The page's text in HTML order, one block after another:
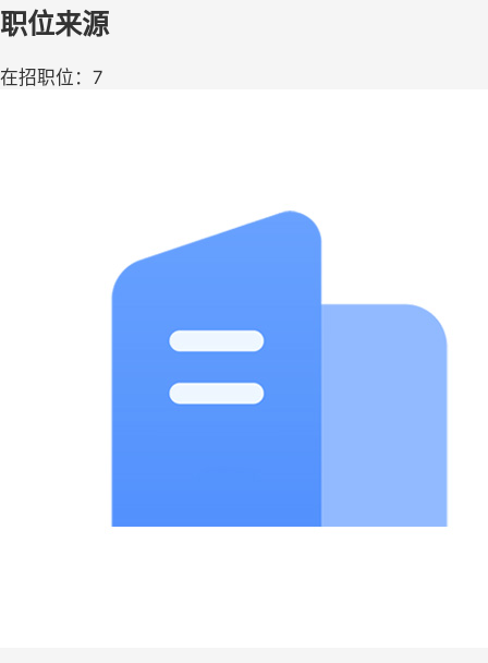
职位来源
在招职位：7